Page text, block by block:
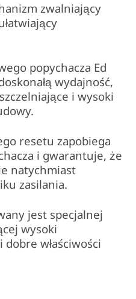
zwalniający
popychacza Ed
wydajność,
i wysoki
resetu zapobiega
i gwarantuje, że
natychmiast
zasilania.
jest specjalnej
wysoki
dobre właściwości